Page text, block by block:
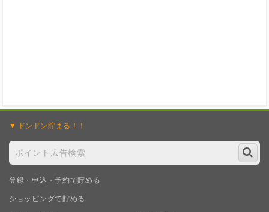
ドンドン貯まる！！
登録・申込・予約で貯める
ショッピングで貯める